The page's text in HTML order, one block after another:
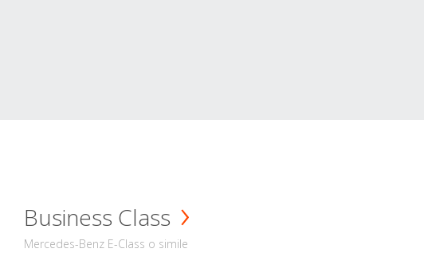
Business Class
Mercedes-Benz E-Class o simile